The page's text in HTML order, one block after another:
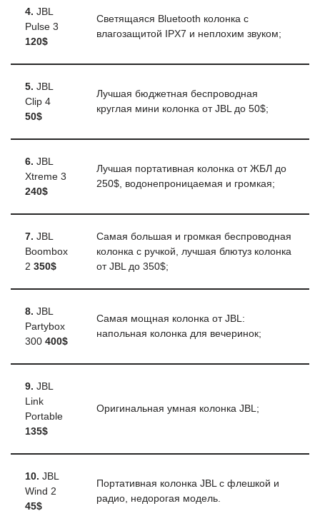
4. JBL
Pulse 3
120$
Светящаяся Bluetooth колонка с
влагозащитой IPX7 и неплохим звуком;
5. JBL
Clip 4
50$
Лучшая бюджетная беспроводная
круглая мини колонка от JBL до 50$;
6. JBL
Xtreme 3
240$
Лучшая портативная колонка от ЖБЛ до
250$, водонепроницаемая и громкая;
7. JBL
Boombox
2 350$
Самая большая и громкая беспроводная
колонка с ручкой, лучшая блютуз колонка
от JBL до 350$;
8. JBL
Partybox
300 400$
Самая мощная колонка от JBL:
напольная колонка для вечеринок;
9. JBL
Link
Portable
135$
Оригинальная умная колонка JBL;
10. JBL
Wind 2
45$
Портативная колонка JBL с флешкой и
радио, недорогая модель.